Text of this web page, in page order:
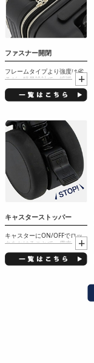
ファスナー開閉
フレームタイプより強度は劣
るが、軽量設計で、拡張機能
やフロントポケット等の付加
機能付きが多い
キャスターストッパー
キャスターにON/OFFでロッ
クをかけることで、電車内や
傾斜面でもスーツケースを固
定することが可能